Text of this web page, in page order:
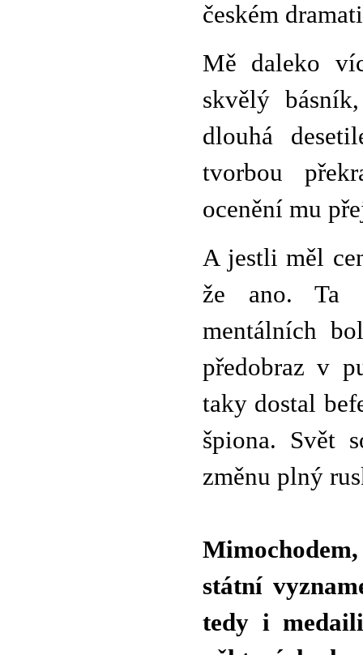
českém
Mě daleko
skvělý
dlouhá
tvorbou
ocenění mu
A jestli měl
že ano. Ta
mentálních
předobraz v
taky dostal
špiona. Svět
změnu plný
státní
tedy i